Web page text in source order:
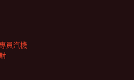
員汽機